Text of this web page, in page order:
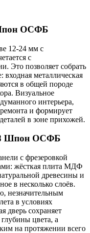
ОСФБ
12-24 мм с
с
Это позволяет собрать
металлическая
в общей породе
Визуальное
интерьера,
и формирует
в зоне прихожей.
Шпон ОСФБ
с фрезеровкой
жёсткая плита МДФ
древесины и
в несколько слоёв.
незначительным
в условиях
дверь сохраняет
цвета, а
на протяжении всего